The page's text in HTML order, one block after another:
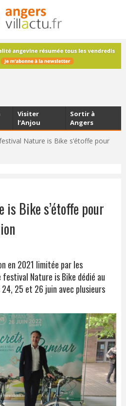
d'Angers, chaque vendredi dans
boîte e-mail
Nature is Bike s’étoffe pour
Visiter
l’Anjou
Sortir à
Angers
is Bike s’étoffe pour
en 2021 limitée par les
Nature is Bike dédié au
25 et 26 juin avec plusieurs